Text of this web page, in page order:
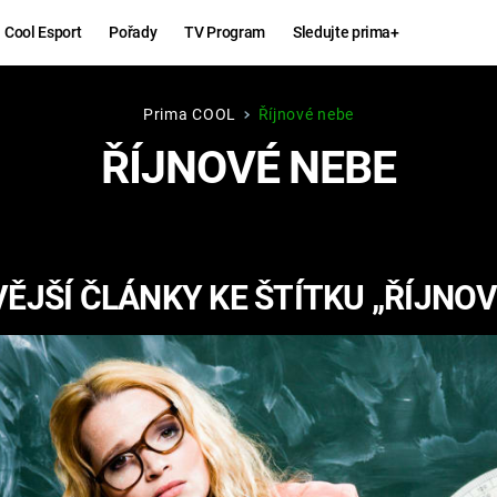
Cool Esport Pořady TV Program Sledujte prima+
Hry
KINGDOM
COME:
DELIVERANCE
ESPORT
CHUCK
NORRIS
Prima COOL Říjnové nebe
ŘÍJNOVÉ NEBE
ČLÁNKY KE ŠTÍTKU